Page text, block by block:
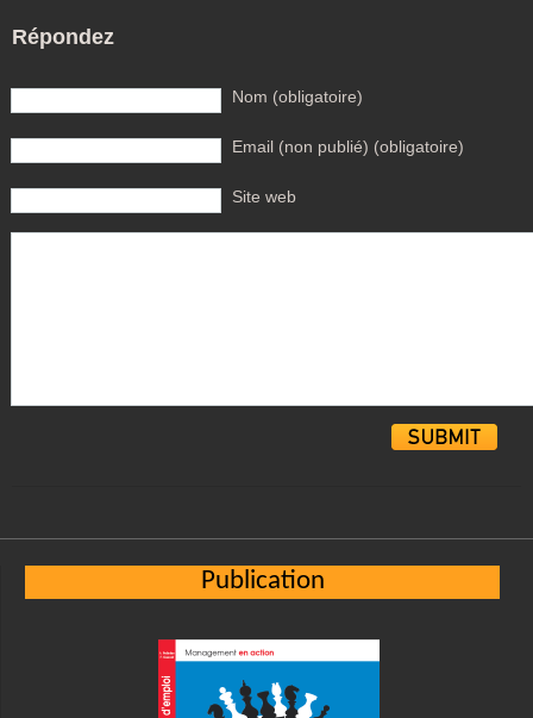
Répondez
Nom (obligatoire)
Email (non publié) (obligatoire)
Site web
Publication